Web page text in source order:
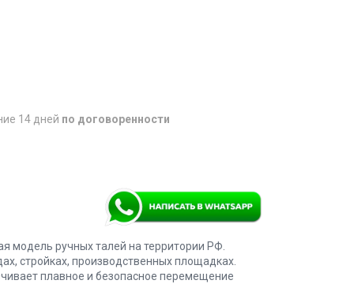
14 дней по договоренности
модель ручных талей на территории РФ.
стройках, производственных площадках.
плавное и безопасное перемещение